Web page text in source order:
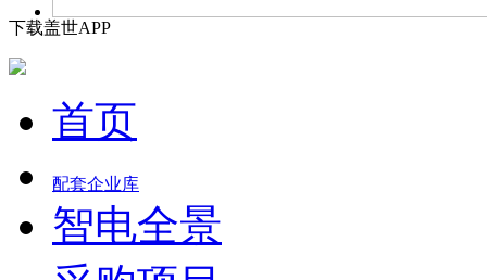
下载盖世APP
首页
配套企业库
智电全景